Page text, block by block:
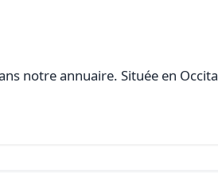
notre annuaire. Située en